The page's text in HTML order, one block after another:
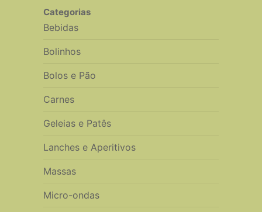
Categorias
Bebidas
Bolinhos
Bolos e Pão
Carnes
Geleias e Patês
Lanches e Aperitivos
Massas
Micro-ondas